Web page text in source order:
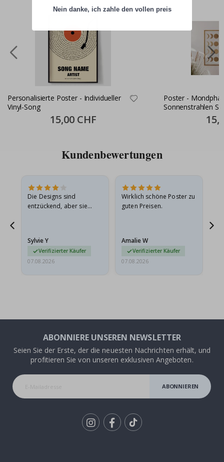
Personalisierte Poster - Individueller
Vinyl-Song
Special
Price
15,00 CHF
Poster -
Sonnenstrahlen
Price
Kundenbewertungen
Die Designs sind
entzückend, aber sie
sie…
Sylvie Y
Verifizierter Käufer
07.08.2026
Wirklich schöne Poster zu
guten Preisen.
Amalie W
Verifizierter Käufer
07.08.2026
ABONNIERE UNSEREN NEWSLETTER
Seien Sie der Erste, der die neuesten Nachrichten erhält, und
profitieren Sie von unseren exklusiven Angeboten.
ABONNIEREN
Nein danke, ich zahle den vollen preis